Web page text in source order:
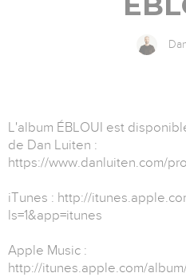
L'album ÉBLOUI est
de Dan Luiten :
https://www.danluiten.com/
iTunes : http://
ls=1&app=itunes
Apple Music :
http://itunes.apple.com/